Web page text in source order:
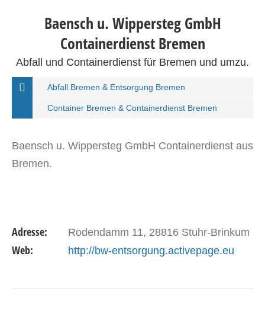
Baensch u. Wippersteg GmbH
Containerdienst Bremen
Abfall und Containerdienst für Bremen und umzu.
Abfall Bremen & Entsorgung Bremen
Container Bremen & Containerdienst Bremen
Baensch u. Wippersteg GmbH Containerdienst aus
Bremen.
Adresse: Rodendamm 11, 28816 Stuhr-Brinkum
Web: http://bw-entsorgung.activepage.eu